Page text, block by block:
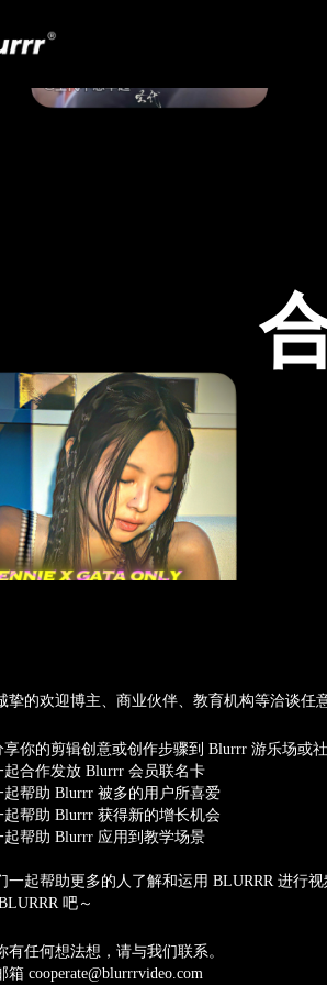
挚的欢迎博主、商业伙伴、教育机构等洽谈任
享你的剪辑创意或创作步骤到 Blurrr 游乐场或
起合作发放 Blurrr 会员联名卡
起帮助 Blurrr 被多的用户所喜爱
起帮助 Blurrr 获得新的增长机会
起帮助 Blurrr 应用到教学场景
一起帮助更多的人了解和运用 BLURRR 进行
吧～
有任何想法想，请与我们联系。
箱 cooperate@blurrrvideo.com